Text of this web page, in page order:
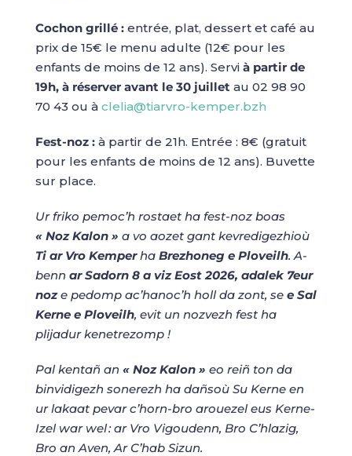
Cochon grillé :entrée, plat, dessert et café au
prix de 15€ le menu adulte (12€ pour les
enfants de moins de 12 ans). Servi à partir de
19h, à réserver avant le 30 juilletau 02 98 90
70 43 ou à clelia@tiarvro-kemper.bzh
Fest-noz :à partir de 21h. Entrée : 8€ (gratuit
pour les enfants de moins de 12 ans). Buvette
sur place.
Ur friko pemoc’h rostaet ha fest-noz boas
« Noz Kalon » a vo aozet gant kevredigezhioù
Ti ar Vro Kemperha Brezhoneg e Ploveilh. A-
benn ar Sadorn 8 a viz Eost 2026, adalek 7eur
noze pedomp ac’hanoc’h holl da zont, se e Sal
Kerne e Ploveilh, evit un nozvezh fest ha
plijadur kenetrezomp !
Pal kentañ an « Noz Kalon » eo reiñ ton da
binvidigezh sonerezh ha dañsoù Su Kerne en
ur lakaat pevar c’horn-bro arouezel eus Kerne-
Izel war wel : ar Vro Vigoudenn, Bro C’hlazig,
Bro an Aven, Ar C’hab Sizun.